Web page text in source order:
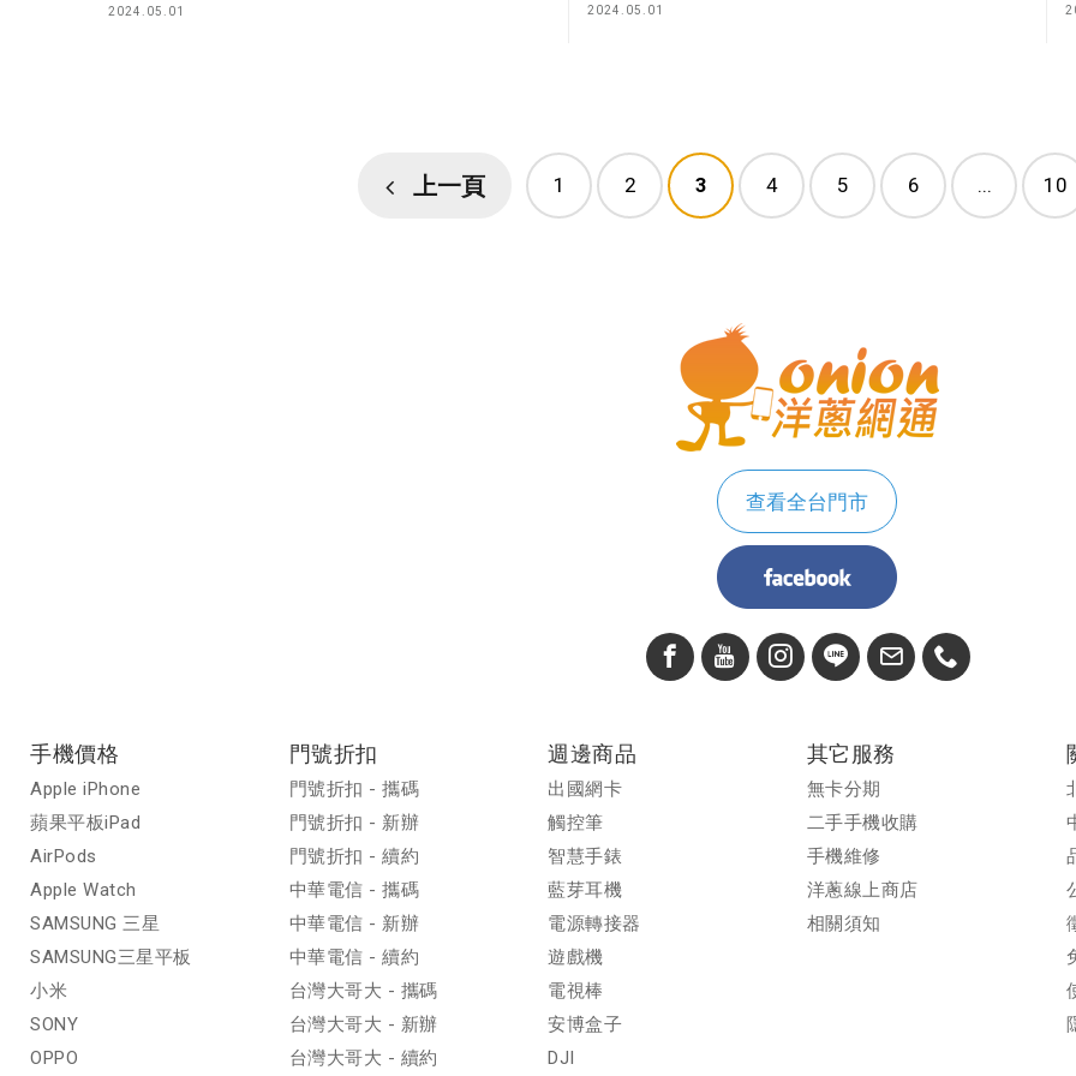
2024.05.01 2024.05.01
上一頁 1 2 3 4 5 6 ... 10
查看全台門市
手機價格
Apple iPhone
蘋果平板iPad
AirPods
Apple Watch
SAMSUNG 三星
SAMSUNG三星平板
小米
SONY
OPPO
門號折扣
門號折扣 - 攜碼
門號折扣 - 新辦
門號折扣 - 續約
中華電信 - 攜碼
中華電信 - 新辦
中華電信 - 續約
台灣大哥大 - 攜碼
台灣大哥大 - 新辦
台灣大哥大 - 續約
週邊商品
出國網卡
觸控筆
智慧手錶
藍芽耳機
電源轉接器
遊戲機
電視棒
安博盒子
DJI
其它服務
無卡分期
二手手機收購
手機維修
洋蔥線上商店
相關須知